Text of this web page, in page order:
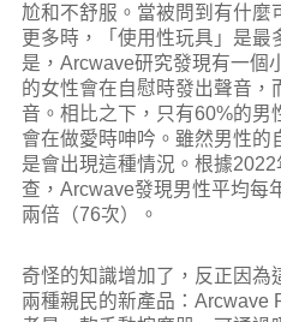
尬和不舒服。當被問到有什麼
更多時，「使用性玩具」是最
是，Arcwave研究發現有一個
的女性會在自慰時發出聲音，
音。相比之下，只有60%的男
會在做愛時呻吟。雖然男性的
是會出現這種情況。根據
查，Arcwave發現男性平均每
兩倍（76次）。
奇怪的知識增加了，反正因為
兩種親民的新產品：Arcwave